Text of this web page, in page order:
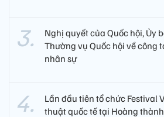
Nghị quyết của Quốc hội, Ủy
Thường vụ Quốc hội về công
nhân sự
Lần đầu tiên tổ chức Festival
thuật quốc tế tại Hoàng thành